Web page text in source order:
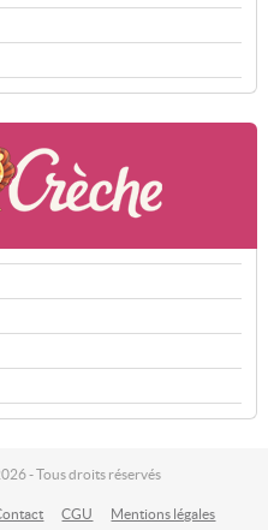
- Tous droits réservés
CGU Mentions légales